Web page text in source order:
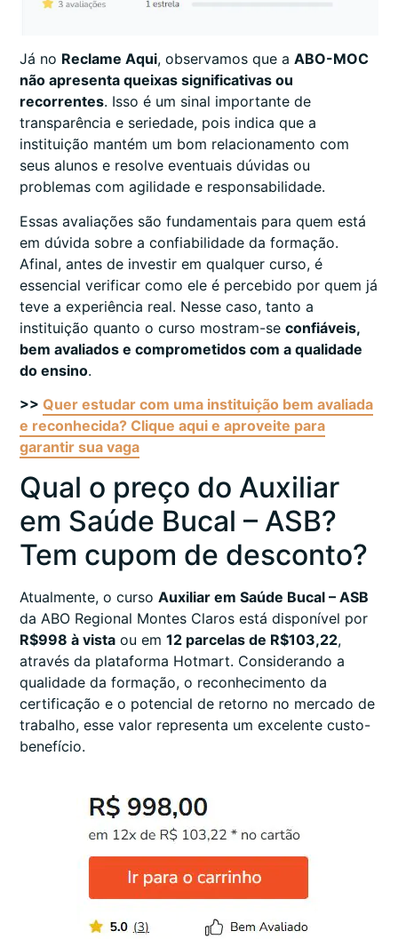
Já no Reclame Aqui, observamos que a ABO-MOC
não apresenta queixas significativas ou
recorrentes. Isso é um sinal importante de
transparência e seriedade, pois indica que a
instituição mantém um bom relacionamento com
seus alunos e resolve eventuais dúvidas ou
problemas com agilidade e responsabilidade.
Essas avaliações são fundamentais para quem está
em dúvida sobre a confiabilidade da formação.
Afinal, antes de investir em qualquer curso, é
essencial verificar como ele é percebido por quem já
teve a experiência real. Nesse caso, tanto a
instituição quanto o curso mostram-se confiáveis,
bem avaliados e comprometidos com a qualidade
do ensino.
>> Quer estudar com uma instituição bem avaliada
e reconhecida? Clique aqui e aproveite para
garantir sua vaga
Qual o preço do Auxiliar
em Saúde Bucal – ASB?
Tem cupom de desconto?
Atualmente, o curso Auxiliar em Saúde Bucal – ASB
da ABO Regional Montes Claros está disponível por
R$998 à vista ou em 12 parcelas de R$103,22,
através da plataforma Hotmart. Considerando a
qualidade da formação, o reconhecimento da
certificação e o potencial de retorno no mercado de
trabalho, esse valor representa um excelente custo-
benefício.